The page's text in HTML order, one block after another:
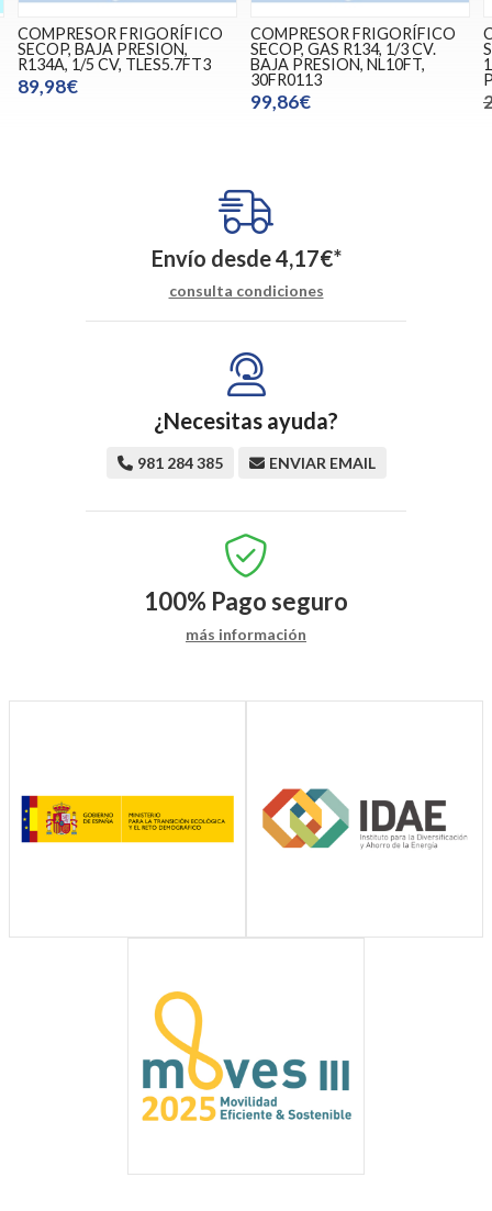
COMPRESOR FRIGORÍFICO
SECOP, BAJA PRESION,
R134A, 1/5 CV, TLES5.7FT3
89,98€
COMPRESOR FRIGORÍFICO
SECOP, GAS R134, 1/3 CV.
BAJA PRESION, NL10FT,
30FR0113
99,86€
Envío desde4,17€*
consulta condiciones
¿Necesitas ayuda?
981 284 385 ENVIAR EMAIL
100% Pago seguro
más información